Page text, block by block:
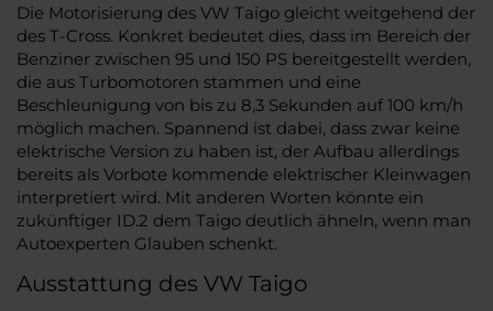
Die Motorisierung des VW Taigo gleicht weitgehend der
des T-Cross. Konkret bedeutet dies, dass im Bereich der
Benziner zwischen 95 und 150 PS bereitgestellt werden,
die aus Turbomotoren stammen und eine
Beschleunigung von bis zu 8,3 Sekunden auf 100 km/h
möglich machen. Spannend ist dabei, dass zwar keine
elektrische Version zu haben ist, der Aufbau allerdings
bereits als Vorbote kommende elektrischer Kleinwagen
interpretiert wird. Mit anderen Worten könnte ein
zukünftiger ID.2 dem Taigo deutlich ähneln, wenn man
Autoexperten Glauben schenkt.
Ausstattung des VW Taigo